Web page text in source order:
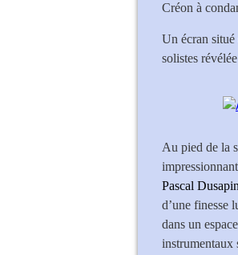
Créon à
Un écran situé
solistes
Au pied de la
Pascal Dusapin
d’une finesse
dans un
instrumentaux